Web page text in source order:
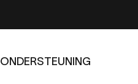
ONDERSTEUNING